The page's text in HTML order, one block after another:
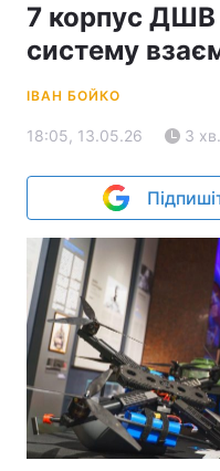
7 корпус ДШВ
систему
ІВАН БОЙКО
18:05, 13.05.26 3 хв.